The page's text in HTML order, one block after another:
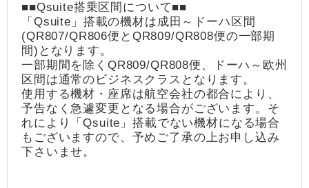
■■Qsuite搭乗区間について■■
「Qsuite」搭載の機材は成田～ドーハ区間
(QR807/QR806便とQR809/QR808便の一部期
間)となります。
一部期間を除くQR809/QR808便、ドーハ～欧州
区間は通常のビジネスクラスとなります。
使用する機材・座席は航空会社の都合により、
予告なく急遽変更となる場合がございます。そ
れにより「Qsuite」搭載でない機材になる場合
もございますので、予めご了承の上お申し込み
下さいませ。